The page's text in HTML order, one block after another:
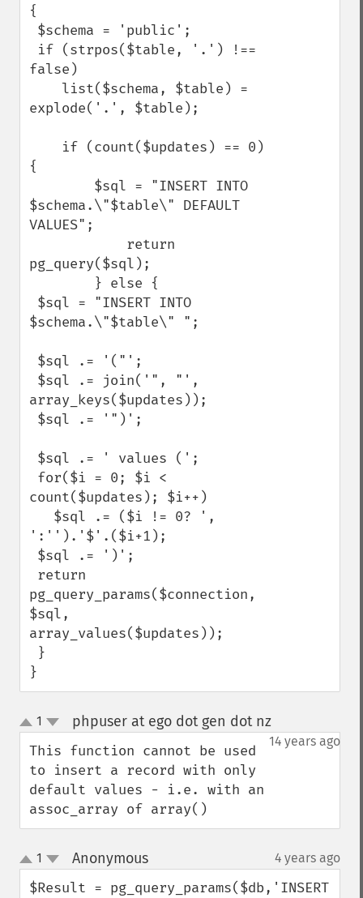
{
false)
explode('.', $table);
{
$schema.\"$table\" DEFAULT
VALUES";
pg_query($sql);
$schema.\"$table\" ";
array_keys($updates));
count($updates); $i++)
':'').'$'.($i+1);
pg_query_params($connection,
$sql,
array_values($updates));
}
up
down
1 phpuser at ego dot gen dot nz¶
14 years ago
This function cannot be used
to insert a record with only
default values - i.e. with an
assoc_array of array()
up
down
1 Anonymous¶ 4 years ago
$Result = pg_query_params($db,'INSERT